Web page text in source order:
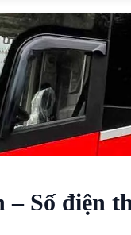
Số điện